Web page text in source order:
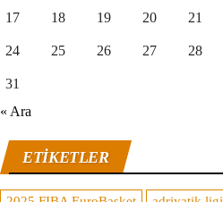
17 18 19 20 21
24 25 26 27 28
31
« Ara
ETIKETLER